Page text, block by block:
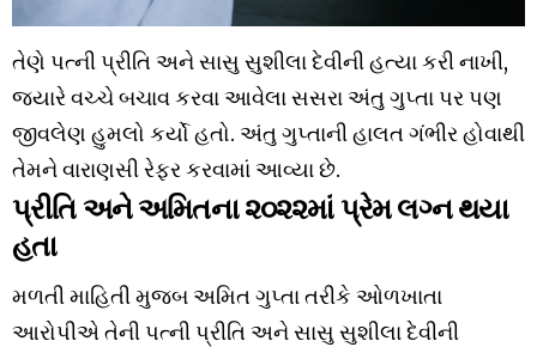
તેણે પત્ની પ્રીતિ અને સાસુ સુશીલા દેવીની હત્યા કરી નાખી,
જ્યારે વચ્ચે બચાવ કરવા આવેલા સસરા અંતુ ગુપ્તા પર પણ
જીવલેણ હુમલો કર્યો હતો. અંતુ ગુપ્તાની હાલત ગંભીર હોવાથી
તેમને વારાણસી રેફર કરવામાં આવ્યા છે.
પ્રીતિ અને અમિતના ૨૦૨૨માં પ્રેમ લગ્ન થયા
હતા
મળતી માહિતી મુજબ અમિત ગુપ્તા તરીકે ઓળખાતા
આરોપીએ તેની પત્ની પ્રીતિ અને સાસુ સુશીલા દેવીની